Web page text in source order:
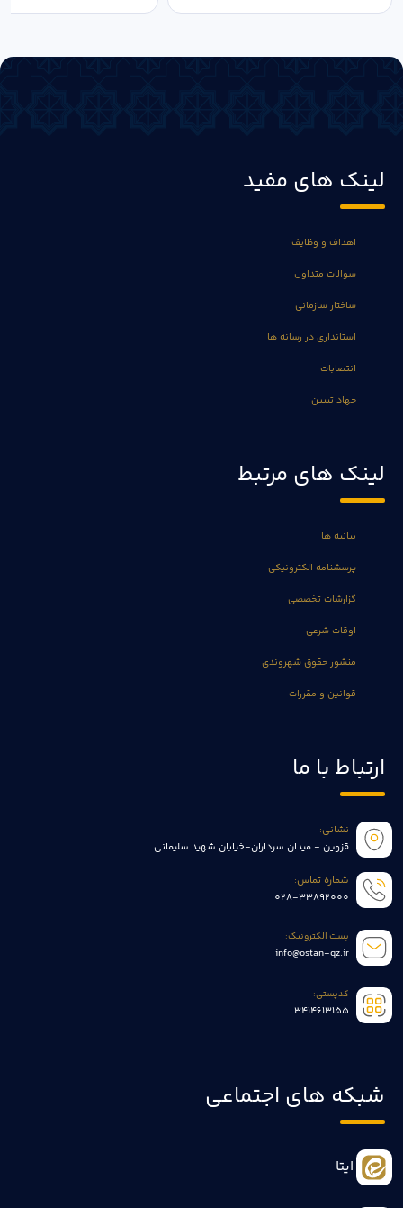
لینک های مفید
اهداف و وظایف
سوالات متداول
ساختار سازمانی
استانداری در رسانه ها
انتصابات
جهاد تبیین
لینک های مرتبط
بیانیه ها
پرسشنامه الکترونیکی
گزارشات تخصصی
اوقات شرعی
منشور حقوق شهروندی
قوانین و مقررات
ارتباط با ما
نشانی:
قزوین - میدان سرداران-خیابان شهید سلیمانی
شماره تماس:
028-33892000
پست الکترونیک:
info@ostan-qz.ir
کدپستی:
3414613155
شبکه های اجتماعی
ایتا